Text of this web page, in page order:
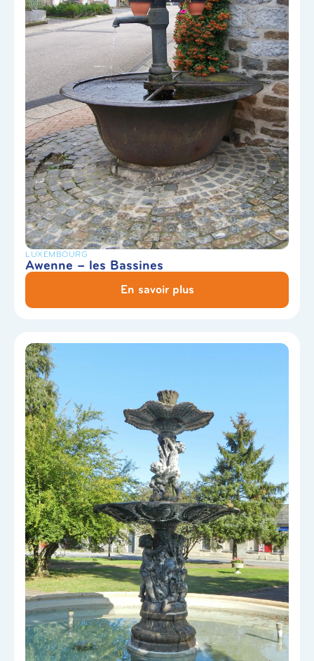
LUXEMBOURG
Awenne – les Bassines
En savoir plus